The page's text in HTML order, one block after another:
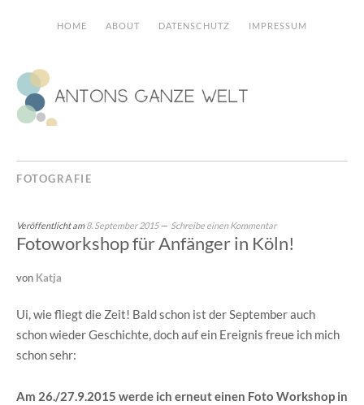
HOME ABOUT DATENSCHUTZ IMPRESSUM
FOTOGRAFIE
Veröffentlicht am8. September 2015 Schreibe einen Kommentar
Fotoworkshop für Anfänger in Köln!
von Katja
Ui, wie fliegt die Zeit! Bald schon ist der September auch
schon wieder Geschichte, doch auf ein Ereignis freue ich mich
schon sehr:
Am 26./27.9.2015 werde ich erneut einen Foto Workshop in